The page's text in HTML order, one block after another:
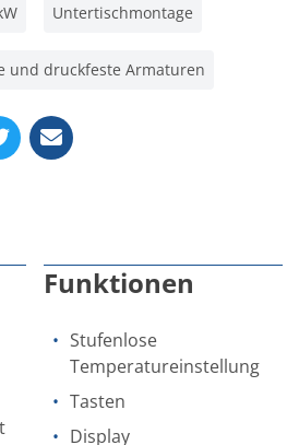
Untertischmontage
und druckfeste Armaturen
Funktionen
Stufenlose
Temperatureinstellung
Tasten
Display